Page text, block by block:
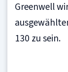
Greenwell
130 zu sein.